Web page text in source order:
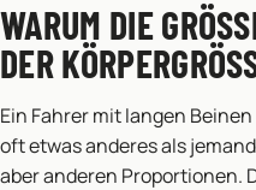
WARUM DIE
ER
Ein Fahrer mit langen
oft etwas anderes als
aber anderen Proportionen.